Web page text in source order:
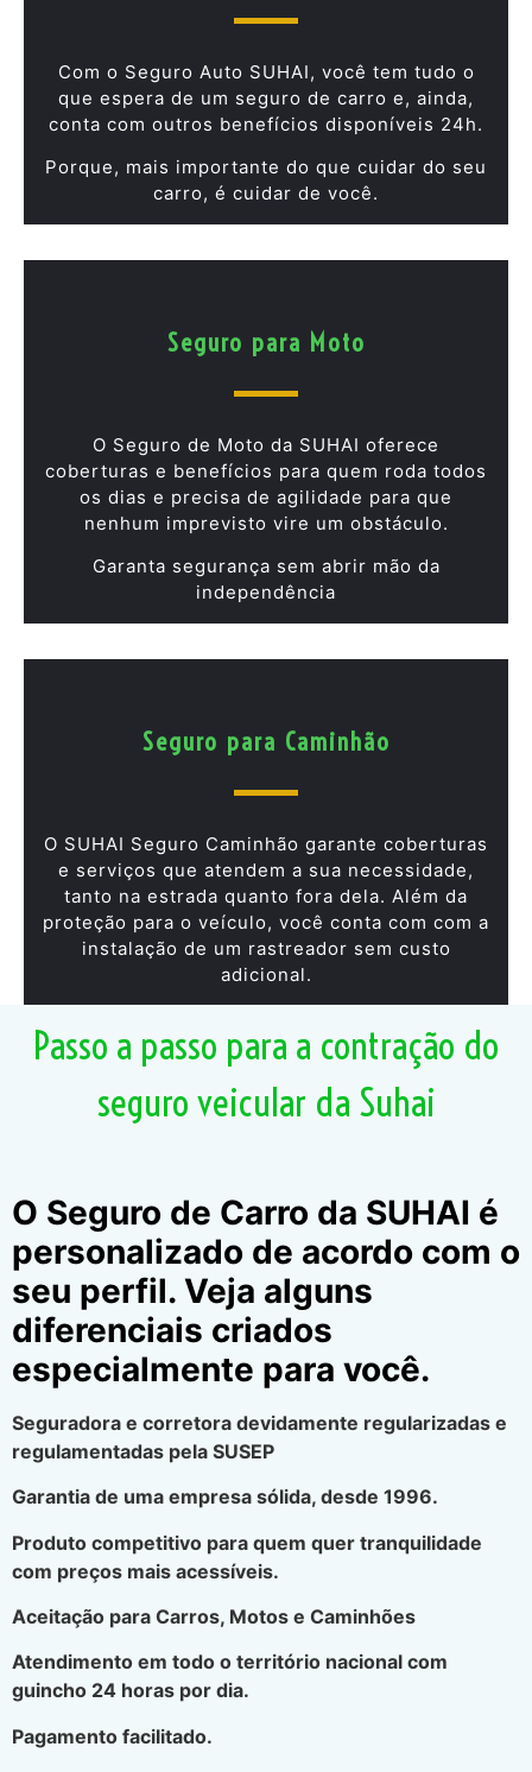
Com o Seguro Auto SUHAI, você tem tudo o
que espera de um seguro de carro e, ainda,
conta com outros benefícios disponíveis 24h.
Porque, mais importante do que cuidar do seu
carro, é cuidar de você.
Seguro para Moto
O Seguro de Moto da SUHAI oferece
coberturas e benefícios para quem roda todos
os dias e precisa de agilidade para que
nenhum imprevisto vire um obstáculo.
Garanta segurança sem abrir mão da
independência
Seguro para Caminhão
O SUHAI Seguro Caminhão garante coberturas
e serviços que atendem a sua necessidade,
tanto na estrada quanto fora dela. Além da
proteção para o veículo, você conta com com a
instalação de um rastreador sem custo
adicional.
Passo a passo para a contração do
seguro veicular da Suhai
O Seguro de Carro da SUHAI é
personalizado de acordo com o
seu perfil. Veja alguns
diferenciais criados
especialmente para você.
Seguradora e corretora devidamente regularizadas e
regulamentadas pela SUSEP
Garantia de uma empresa sólida, desde 1996.
Produto competitivo para quem quer tranquilidade
com preços mais acessíveis.
Aceitação para Carros, Motos e Caminhões
Atendimento em todo o território nacional com
guincho 24 horas por dia.
Pagamento facilitado.